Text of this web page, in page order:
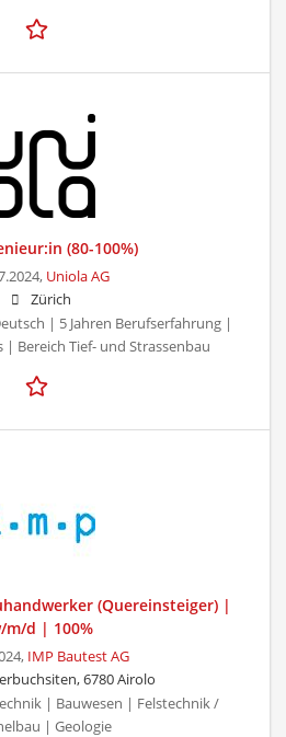
(80-100%)
Uniola AG
Zürich
| 5 Jahren Berufserfahrung |
| Bereich Tief- und Strassenbau
(Quereinsteiger) |
m/d | 100%
IMP Bautest AG
6780 Airolo
| Bauwesen | Felstechnik /
| Geologie